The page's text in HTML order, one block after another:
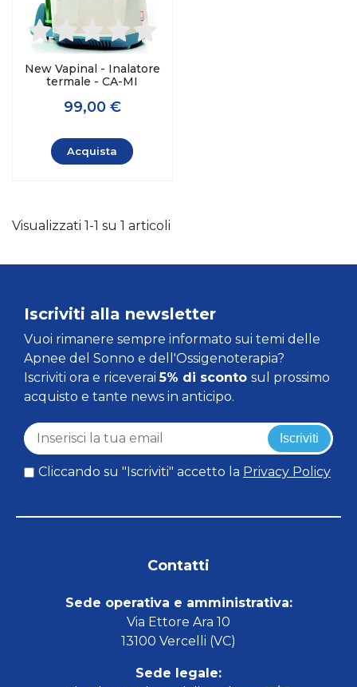
New Vapinal - Inalatore
termale - CA-MI
99,00 €
Acquista
Visualizzati 1-1 su 1 articoli
Iscriviti alla newsletter
Vuoi rimanere sempre informato sui temi delle
Apnee del Sonno e dell'Ossigenoterapia?
Iscriviti ora e riceverai5% di sconto sul prossimo
acquisto e tante news in anticipo.
Iscriviti
Cliccando su "Iscriviti" accetto la Privacy Policy
Contatti
Sede operativa e amministrativa:
Via Ettore Ara 10
13100 Vercelli (VC)
Sede legale: